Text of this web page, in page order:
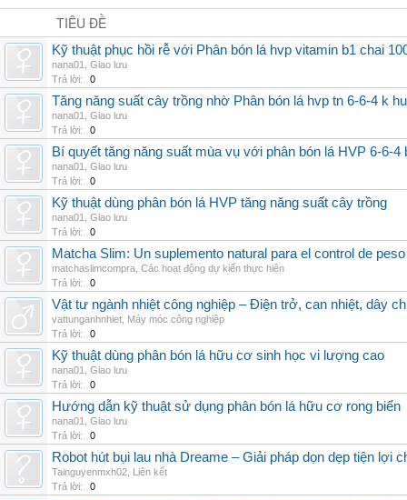
TIÊU ĐỀ
Kỹ thuật phục hồi rễ với Phân bón lá hvp vitamin b1 chai
nana01
Giao lưu
Trả lời:
0
Tăng năng suất cây trồng nhờ Phân bón lá hvp tn 6-6-4 k
nana01
Giao lưu
Trả lời:
0
Bí quyết tăng năng suất mùa vụ với phân bón lá HVP 6-6-4
nana01
Giao lưu
Trả lời:
0
Kỹ thuật dùng phân bón lá HVP tăng năng suất cây trồng
nana01
Giao lưu
Trả lời:
0
Matcha Slim: Un suplemento natural para el control de peso
matchaslimcompra Các hoạt động dự kiến thực hiện
Trả lời:
0
Vật tư ngành nhiệt công nghiệp – Điện trở, can nhiệt, dây
vattunganhnhiet Máy móc công nghiệp
Trả lời:
0
Kỹ thuật dùng phân bón lá hữu cơ sinh học vi lượng cao
nana01
Giao lưu
Trả lời:
0
Hướng dẫn kỹ thuật sử dụng phân bón lá hữu cơ rong biển
nana01
Giao lưu
Trả lời:
0
Robot hút bụi lau nhà Dreame – Giải pháp dọn dẹp tiện lợi
Tainguyenmxh02 Liên kết
Trả lời:
0